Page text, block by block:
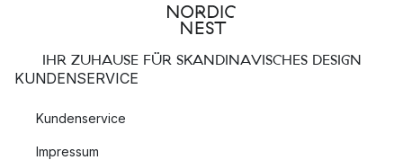
IHR ZUHAUSE FÜR SKANDINAVISCHES DESIGN
KUNDENSERVICE
Kundenservice
Impressum